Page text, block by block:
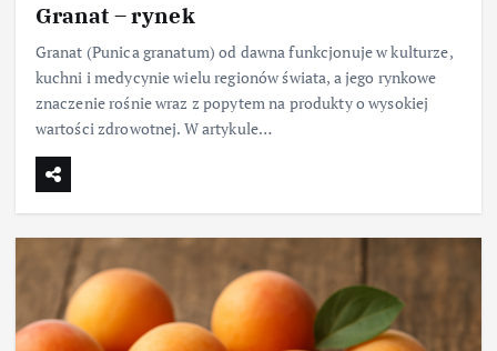
Granat – rynek
Granat (Punica granatum) od dawna funkcjonuje w kulturze,
kuchni i medycynie wielu regionów świata, a jego rynkowe
znaczenie rośnie wraz z popytem na produkty o wysokiej
wartości zdrowotnej. W artykule…